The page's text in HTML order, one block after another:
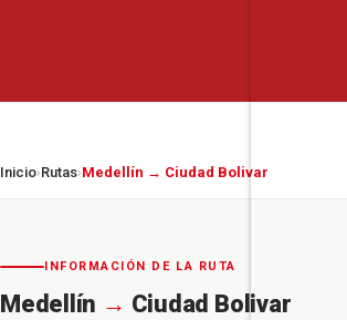
Inicio›Rutas›Medellín → Ciudad Bolivar
INFORMACIÓN DE LA RUTA
Medellín → Ciudad Bolivar